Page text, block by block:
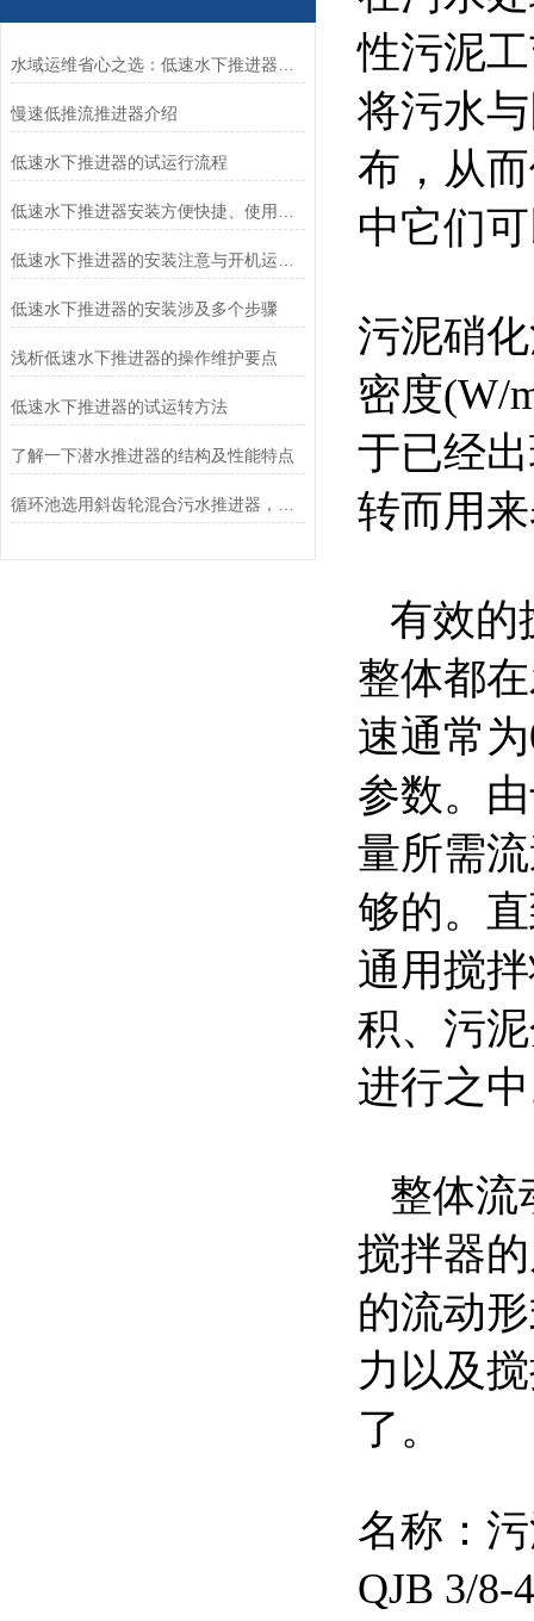
慢速低推流推进器介绍
低速水下推进器的试运行流程
低速水下推进器的安装涉及多个步骤
浅析低速水下推进器的操作维护要点
低速水下推进器的试运转方法
了解一下潜水推进器的结构及性能特点
性污泥
将污水
布，从
中它们
污泥硝
密度(W/
于已经
转而用
有效的
整体都
速通常
参数。
量所需
够的。
通用搅
积、污
进行之
整体流
搅拌器
的流动
力以及
了。
名称：
QJB 3/8-